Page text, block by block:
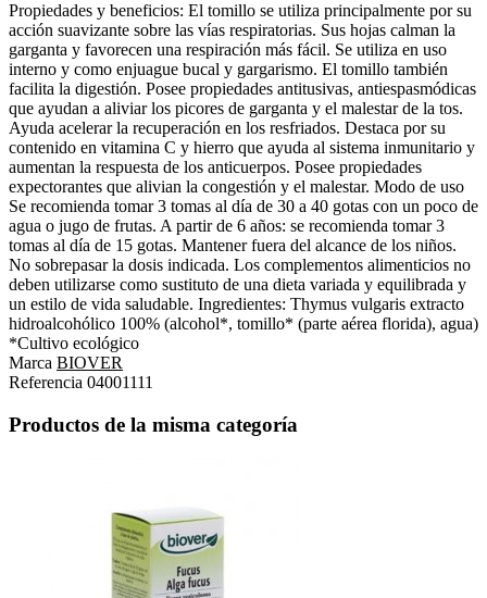
Propiedades y beneficios: El tomillo se utiliza principalmente por su
acción suavizante sobre las vías respiratorias. Sus hojas calman la
garganta y favorecen una respiración más fácil. Se utiliza en uso
interno y como enjuague bucal y gargarismo. El tomillo también
facilita la digestión. Posee propiedades antitusivas, antiespasmódicas
que ayudan a aliviar los picores de garganta y el malestar de la tos.
Ayuda acelerar la recuperación en los resfriados. Destaca por su
contenido en vitamina C y hierro que ayuda al sistema inmunitario y
aumentan la respuesta de los anticuerpos. Posee propiedades
expectorantes que alivian la congestión y el malestar. Modo de uso
Se recomienda tomar 3 tomas al día de 30 a 40 gotas con un poco de
agua o jugo de frutas. A partir de 6 años: se recomienda tomar 3
tomas al día de 15 gotas. Mantener fuera del alcance de los niños.
No sobrepasar la dosis indicada. Los complementos alimenticios no
deben utilizarse como sustituto de una dieta variada y equilibrada y
un estilo de vida saludable. Ingredientes: Thymus vulgaris extracto
hidroalcohólico 100% (alcohol*, tomillo* (parte aérea florida), agua)
*Cultivo ecológico
Marca BIOVER
Referencia 04001111
Productos de la misma categoría